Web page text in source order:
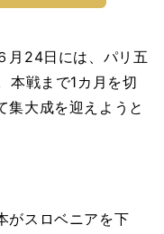
月24日には、パリ五
本戦まで1カ月を切
集大成を迎えようと
がスロベニアを下